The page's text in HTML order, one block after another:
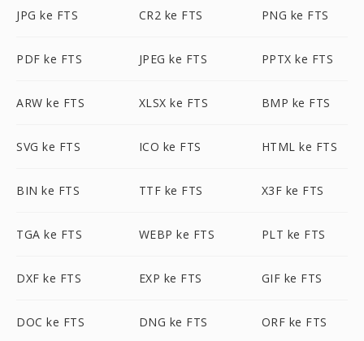
JPG ke FTS CR2 ke FTS PNG ke FTS
PDF ke FTS JPEG ke FTS PPTX ke FTS
ARW ke FTS XLSX ke FTS BMP ke FTS
SVG ke FTS ICO ke FTS HTML ke FTS
BIN ke FTS TTF ke FTS X3F ke FTS
TGA ke FTS WEBP ke FTS PLT ke FTS
DXF ke FTS EXP ke FTS GIF ke FTS
DOC ke FTS DNG ke FTS ORF ke FTS